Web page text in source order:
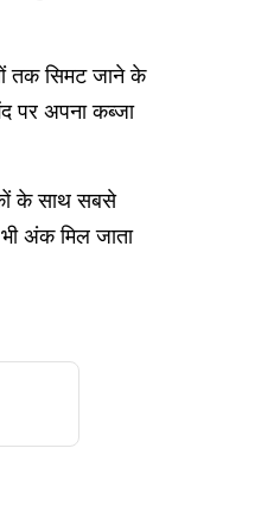
तक सिमट जाने के
पर अपना कब्जा
के साथ सबसे
अंक मिल जाता